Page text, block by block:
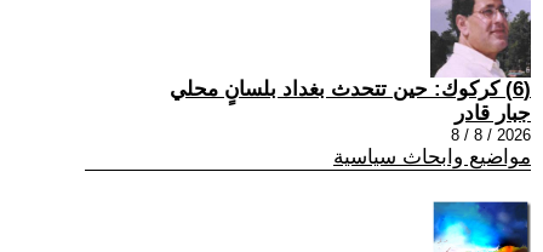
(6) كركوك: حين تتحدث بغداد بلسانٍ محلي
جبار قادر
2026 / 8 / 8
مواضيع وابحاث سياسية